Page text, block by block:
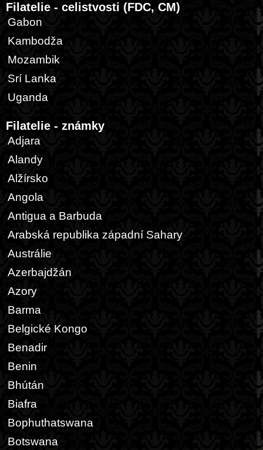
Filatelie - celistvosti (FDC, CM)
Gabon
Kambodža
Mozambik
Srí Lanka
Uganda
Filatelie - známky
Adjara
Alandy
Alžírsko
Angola
Antigua a Barbuda
Arabská republika západní Sahary
Austrálie
Azerbajdžán
Azory
Barma
Belgické Kongo
Benadir
Benin
Bhútán
Biafra
Bophuthatswana
Botswana